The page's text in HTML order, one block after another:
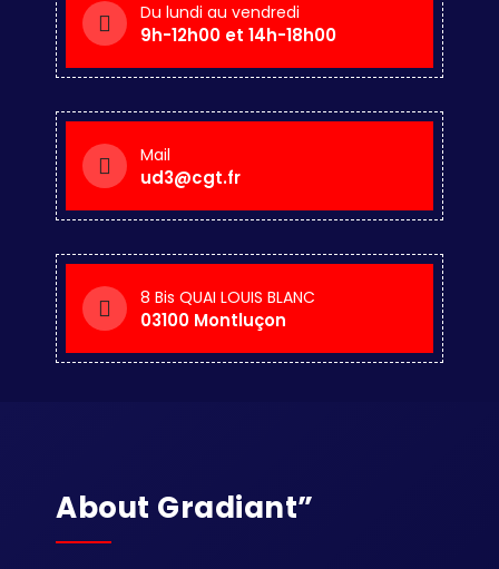
Du lundi au vendredi
9h-12h00 et 14h-18h00
Mail
ud3@cgt.fr
8 Bis QUAI LOUIS BLANC
03100 Montluçon
About Gradiant”